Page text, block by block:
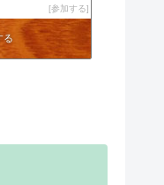
注文住宅を建てよう
参加する
る